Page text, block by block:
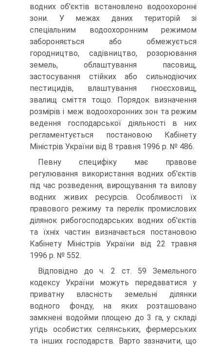
водних об'єктів встановлено водоохоронні
зони. У межах даних тери­торій зі
спеціальним водоохоронним режимом
забороняється або об­межується
городництво, садівництво, розорювання
земель, облашту­вання пасовищ,
застосування стійких або сильнодіючих
пестицидів, влаштування гноєсховищ,
звалищ сміття тощо. Порядок визначення
розмірів і меж водоохоронних зон та режим
ведення господарської діяльності в них
регламентується постановою Кабінету
Міністрів України від 8 травня 1996 р. № 486.
Певну специфіку має правове
регулювання використання вод­них об'єктів
під час розведення, вирощування та вилову
водних живих ресурсів. Особливості їх
правового режиму та перелік промислових
ділянок рибогосподарських водних об'єктів
та їхніх частин визнача­ється постановою
Кабінету Міністрів України від 22 травня
1996 р. № 552.
Відповідно до ч. 2 ст. 59 Земельного
кодексу України можуть передаватися у
приватну власність земельні ділянки
водного фонду, на яких розташовано
замкнені водойми площею до 3 га, у складі
угідь особистих селянських, фермерських
та інших господарств. Варто за­значити, що